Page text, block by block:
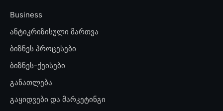
Business
ანტიკრიზისული მართვა
ბიზნეს პროცესები
ბიზნეს-ქეისები
განათლება
გაყიდვები და მარკეტინგი